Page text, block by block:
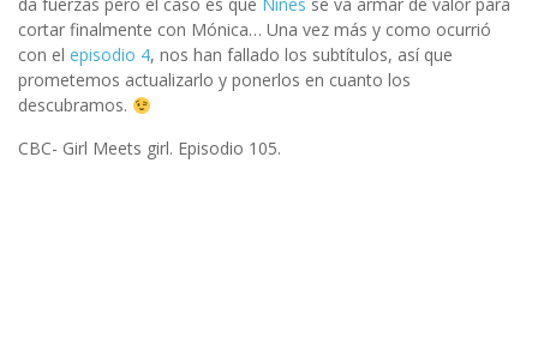
cortar finalmente con Mónica… Una vez más y como ocurrió
con el episodio 4, nos han fallado los subtítulos, así que
prometemos actualizarlo y ponerlos en cuanto los
descubramos.
CBC- Girl Meets girl. Episodio 105.